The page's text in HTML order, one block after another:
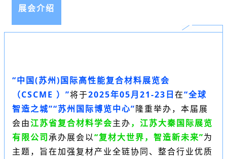
展会介绍
“中国(苏州)国际高性能复合材料展览会
（CSCME ）”将于2025年05月21-23日在“全球
智造之城”“苏州国际博览中心”隆重举办，本届展
会由江苏省复合材料学会主办，江苏大秦国际展览
有限公司承办展会以“复材大世界，智造新未来”为
主题，旨在加强复材产业全链协同、整合行业优质